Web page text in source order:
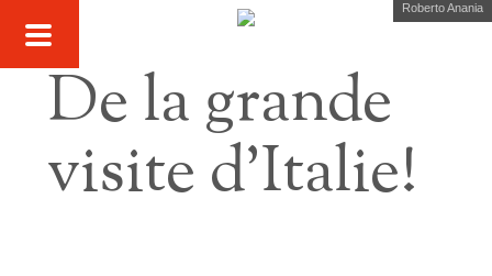
Roberto Anania
De la grande
visite d’Italie!